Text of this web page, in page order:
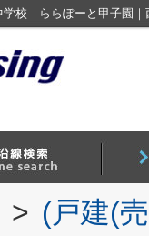
> (戸建(